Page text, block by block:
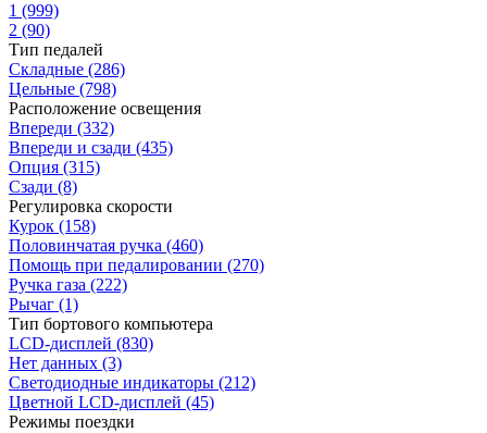
1 (999)
2 (90)
Тип педалей
Складные (286)
Цельные (798)
Расположение освещения
Впереди (332)
Впереди и сзади (435)
Опция (315)
Сзади (8)
Регулировка скорости
Курок (158)
Половинчатая ручка (460)
Помощь при педалировании (270)
Ручка газа (222)
Рычаг (1)
Тип бортового компьютера
LCD-дисплей (830)
Нет данных (3)
Светодиодные индикаторы (212)
Цветной LCD-дисплей (45)
Режимы поездки